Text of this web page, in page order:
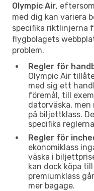
Olympic Air,
med dig kan variera
specifika riktlinjerna
flygbolagets
problem.
Regler för
Olympic Air
med sig ett
föremål, till
datorväska, men
på biljettklass.
specifika
Regler för
ekonomiklass
väska i
kan dock köpa
premiumklass
mer bagage.